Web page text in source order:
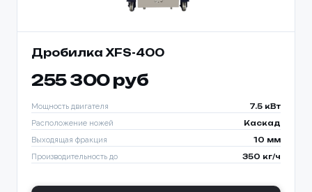
Дробилка XFS-400
255 300 руб
Мощность двигателя 7.5 кВт
Расположение ножей Каскад
Выходящая фракция 10 мм
Производительность до 350 кг/ч